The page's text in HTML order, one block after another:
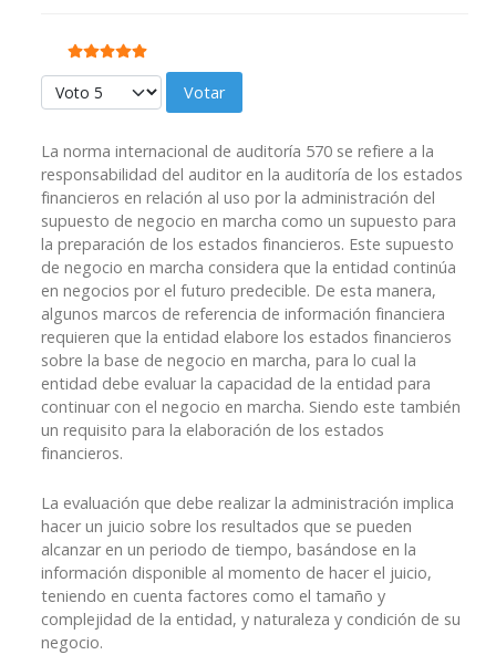
Ratio:5/5
Por favor, vote
La norma internacional de auditoría 570 se refiere a la
responsabilidad del auditor en la auditoría de los estados
financieros en relación al uso por la administración del
supuesto de negocio en marcha como un supuesto para
la preparación de los estados financieros. Este supuesto
de negocio en marcha considera que la entidad continúa
en negocios por el futuro predecible. De esta manera,
algunos marcos de referencia de información financiera
requieren que la entidad elabore los estados financieros
sobre la base de negocio en marcha, para lo cual la
entidad debe evaluar la capacidad de la entidad para
continuar con el negocio en marcha. Siendo este también
un requisito para la elaboración de los estados
financieros.
La evaluación que debe realizar la administración implica
hacer un juicio sobre los resultados que se pueden
alcanzar en un periodo de tiempo, basándose en la
información disponible al momento de hacer el juicio,
teniendo en cuenta factores como el tamaño y
complejidad de la entidad, y naturaleza y condición de su
negocio.